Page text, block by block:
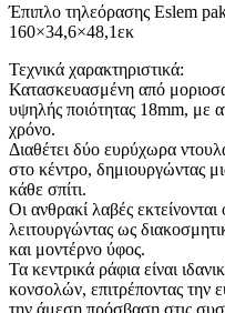
Έπιπλο τηλεόρασης Eslem
160×34,6×48,1εκ
Τεχνικά χαρακτηριστικά:
Κατασκευασμένη από
υψηλής ποιότητας 18mm, με
χρόνο.
Διαθέτει δύο ευρύχωρα
στο κέντρο, δημιουργώντας
κάθε σπίτι.
Οι ανθρακί λαβές
λειτουργώντας ως
και μοντέρνο ύφος.
Τα κεντρικά ράφια είναι
κονσολών, επιτρέποντας την
την άμεση πρόσβαση στις